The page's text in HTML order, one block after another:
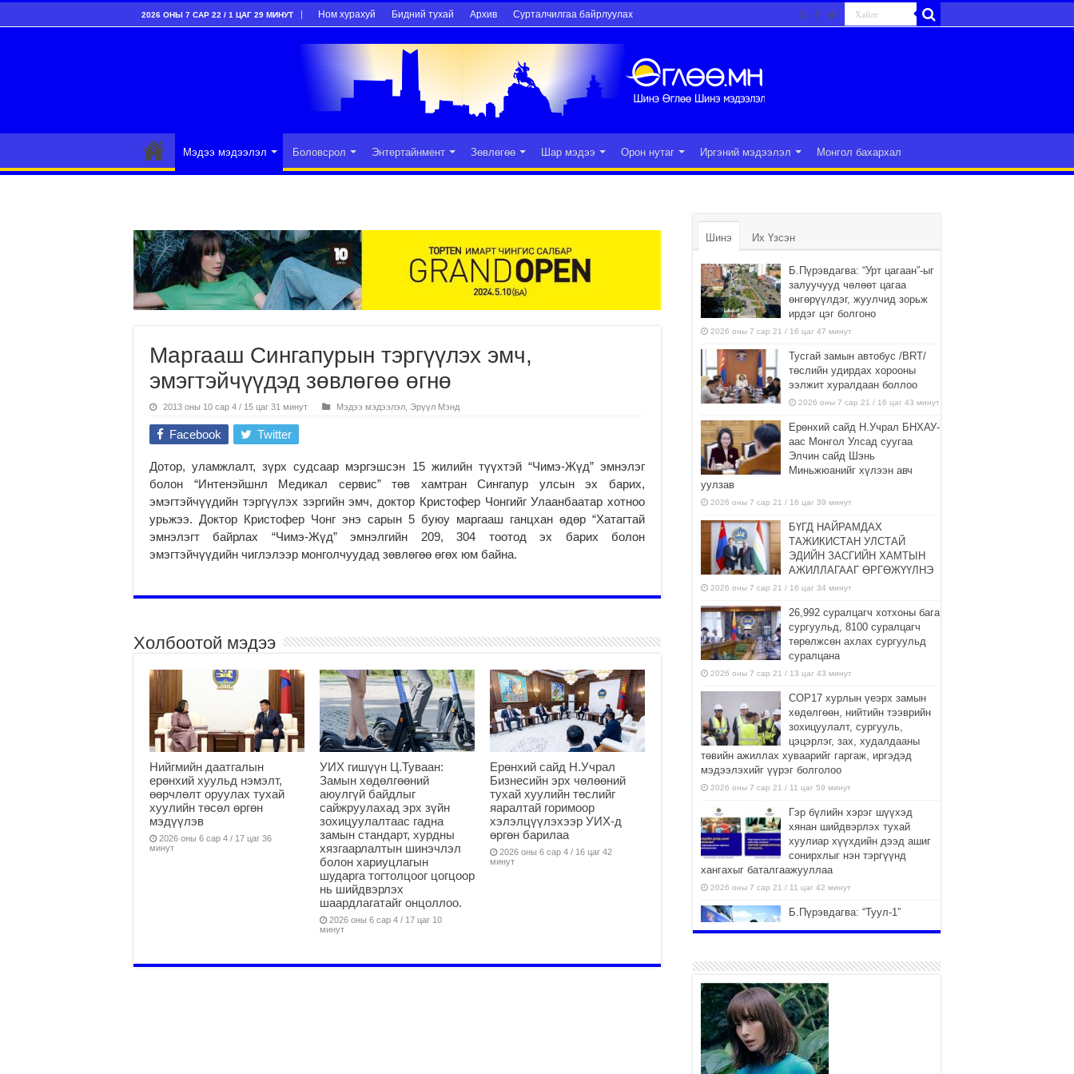
2026 ОНЫ 7 САР 22 / 1 ЦАГ 29 МИНУТ Ном хурахуй Бидний тухай Архив Сурталчилгаа байрлуулах
Мэдээ мэдээлэл Боловсрол Энтертайнмент Зөвлөгөө Шар мэдээ Орон нутаг Иргэний мэдээлэл Монгол бахархал
Маргааш Сингапурын тэргүүлэх эмч,
эмэгтэйчүүдэд зөвлөгөө өгнө
2013 оны 10 сар 4 / 15 цаг 31 минут Мэдээ мэдээлэл Эрүүл Мэнд
Facebook Twitter
Дотор, уламжлалт, зүрх судсаар мэргэшсэн 15 жилийн түүхтэй “Чимэ-Жүд” эмнэлэг
болон “Интенэйшнл Медикал сервис” төв хамтран Сингапур улсын эх барих,
эмэгтэйчүүдийн тэргүүлэх зэргийн эмч, доктор Кристофер Чонгийг Улаанбаатар хотноо
урьжээ. Доктор Кристофер Чонг энэ сарын 5 буюу маргааш ганцхан өдөр “Хатагтай
эмнэлэгт байрлах “Чимэ-Жүд” эмнэлгийн 209, 304 тоотод эх барих болон
эмэгтэйчүүдийн чиглэлээр монголчуудад зөвлөгөө өгөх юм байна.
Холбоотой мэдээ
Нийгмийн даатгалын
ерөнхий хуульд нэмэлт,
өөрчлөлт оруулах тухай
хуулийн төсөл өргөн
мэдүүлэв
2026 оны 6 сар 4 / 17 цаг 36
минут
УИХ гишүүн Ц.Туваан:
Замын хөдөлгөөний
аюулгүй байдлыг
сайжруулахад эрх зүйн
зохицуулалтаас гадна
замын стандарт, хурдны
хязгаарлалтын шинэчлэл
болон хариуцлагын
шударга тогтолцоог цогцоор
нь шийдвэрлэх
шаардлагатайг онцоллоо.
2026 оны 6 сар 4 / 17 цаг 10
минут
Ерөнхий сайд Н.Учрал
Бизнесийн эрх чөлөөний
тухай хуулийн төслийг
яаралтай горимоор
хэлэлцүүлэхээр УИХ-д
өргөн барилаа
2026 оны 6 сар 4 / 16 цаг 42
минут
Шинэ Их Үзсэн
Б.Пүрэвдагва: “Урт цагаан”-ыг
залуучууд чөлөөт цагаа
өнгөрүүлдэг, жуулчид зорьж
ирдэг цэг болгоно
2026 оны 7 сар 21 / 16 цаг 47 минут
Тусгай замын автобус /BRT/
төслийн удирдах хорооны
ээлжит хуралдаан боллоо
2026 оны 7 сар 21 / 16 цаг 43 минут
Ерөнхий сайд Н.Учрал БНХАУ-
аас Монгол Улсад суугаа
Элчин сайд Шэнь
Миньжюанийг хүлээн авч
уулзав
2026 оны 7 сар 21 / 16 цаг 39 минут
БҮГД НАЙРАМДАХ
ТАЖИКИСТАН УЛСТАЙ
ЭДИЙН ЗАСГИЙН ХАМТЫН
АЖИЛЛАГААГ ӨРГӨЖҮҮЛНЭ
2026 оны 7 сар 21 / 16 цаг 34 минут
26,992 суралцагч хотхоны бага
сургуульд, 8100 суралцагч
төрөлжсөн ахлах сургуульд
суралцана
2026 оны 7 сар 21 / 13 цаг 43 минут
COP17 хурлын үеэрх замын
хөдөлгөөн, нийтийн тээврийн
зохицуулалт, сургууль,
цэцэрлэг, зах, худалдааны
төвийн ажиллах хуваарийг гаргаж, иргэдэд
мэдээлэхийг үүрэг болголоо
2026 оны 7 сар 21 / 11 цаг 59 минут
Гэр бүлийн хэрэг шүүхэд
хянан шийдвэрлэх тухай
хуулиар хүүхдийн дээд ашиг
сонирхлыг нэн тэргүүнд
хангахыг баталгаажууллаа
2026 оны 7 сар 21 / 11 цаг 42 минут
Б.Пүрэвдагва: “Туул-1”
2026 оны 7 сар 21 / 10 цаг 15 минут
НИЙСЛЭЛ, АЙМГИЙН
УДИРДЛАГУУДЫН АЖЛЫГ
ХҮНД СУРТЛЫГ БУУРУУЛЖ,
ИРГЭД, АЖ АХУЙН НЭГЖИЙН
АЧААГ ХЭРХЭН ХӨНГӨЛСНӨӨР ДҮГНЭНЭ